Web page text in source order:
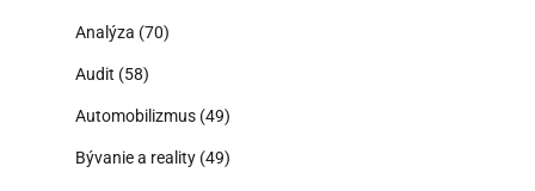
Analýza (70)
Audit (58)
Automobilizmus (49)
Bývanie a reality (49)